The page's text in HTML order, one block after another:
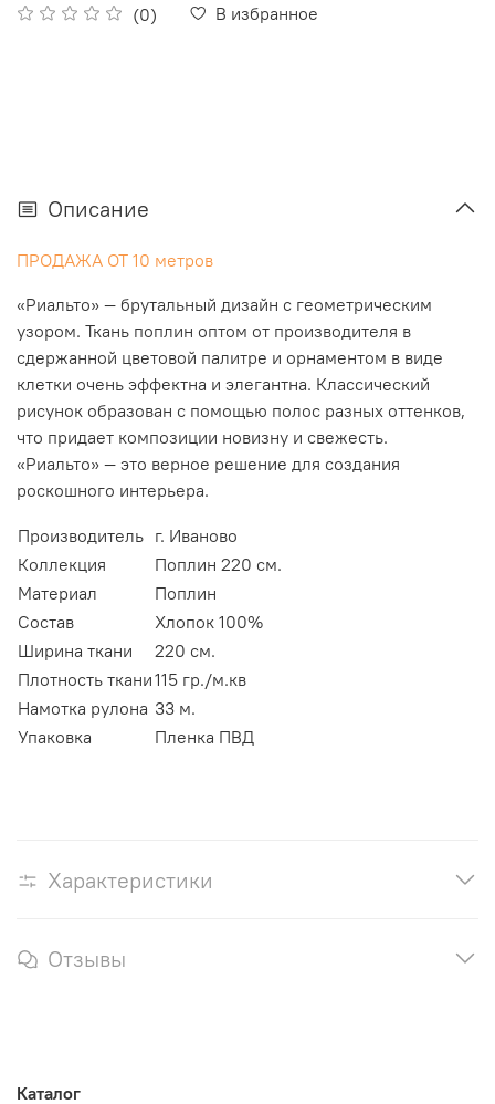
(0) В избранное
Описание
ПРОДАЖА ОТ 10 метров
«Риальто» — брутальный дизайн с геометрическим
узором. Ткань поплин оптом от производителя в
сдержанной цветовой палитре и орнаментом в виде
клетки очень эффектна и элегантна. Классический
рисунок образован с помощью полос разных оттенков,
что придает композиции новизну и свежесть.
«Риальто» — это верное решение для создания
роскошного интерьера.
Производитель г. Иваново
Коллекция
Поплин 220 см.
Материал
Поплин
Состав
Хлопок 100%
Ширина ткани
220 см.
Плотность ткани115 гр./м.кв
Намотка рулона 33 м.
Упаковка
Пленка ПВД
Характеристики
Отзывы
Каталог